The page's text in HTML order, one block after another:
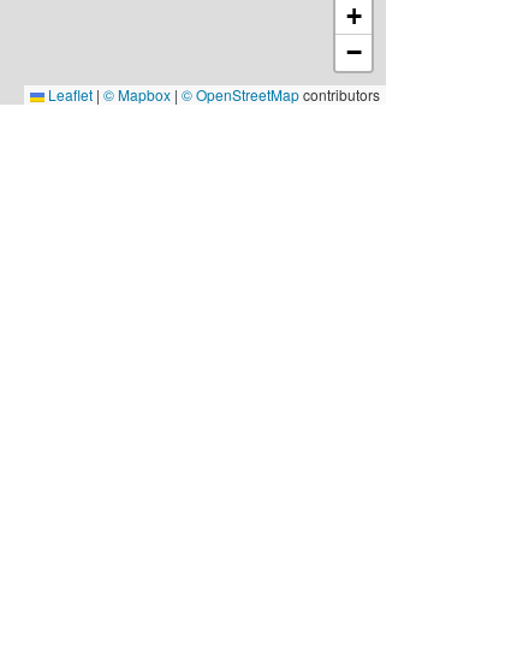
+
−
Leaflet | © Mapbox | © OpenStreetMapcontributors